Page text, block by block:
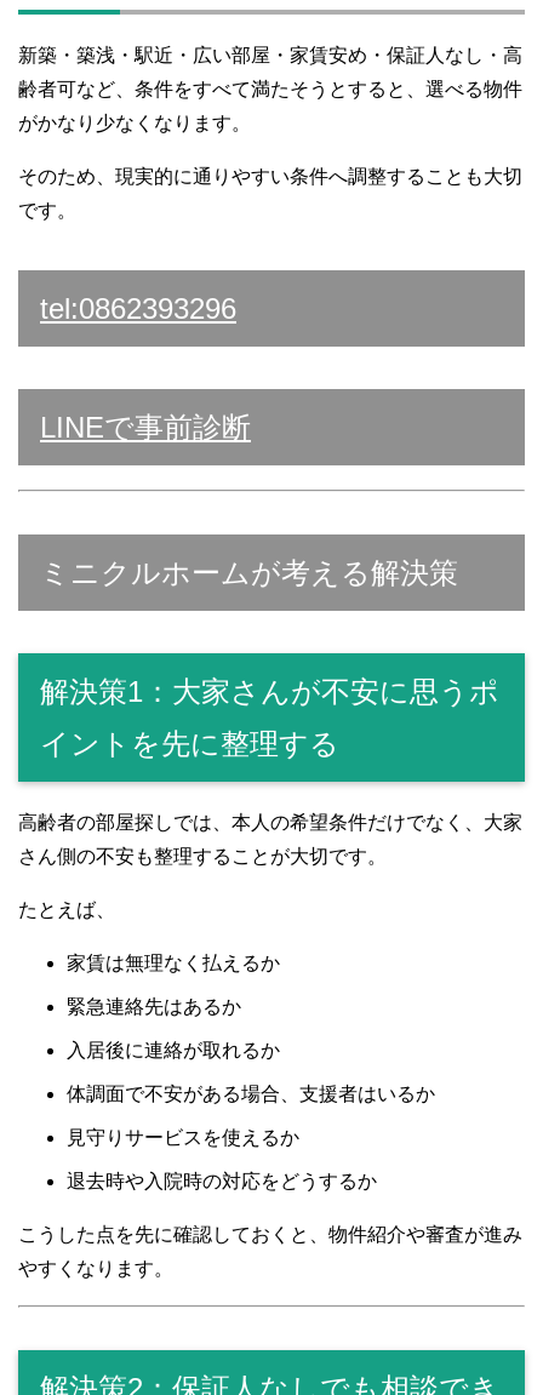
新築・築浅・駅近・広い部屋・家賃安め・保証人なし・高
齢者可など、条件をすべて満たそうとすると、選べる物件
がかなり少なくなります。
そのため、現実的に通りやすい条件へ調整することも大切
です。
tel:0862393296
LINEで事前診断
ミニクルホームが考える解決策
解決策1：大家さんが不安に思うポ
イントを先に整理する
高齢者の部屋探しでは、本人の希望条件だけでなく、大家
さん側の不安も整理することが大切です。
たとえば、
家賃は無理なく払えるか
緊急連絡先はあるか
入居後に連絡が取れるか
体調面で不安がある場合、支援者はいるか
見守りサービスを使えるか
退去時や入院時の対応をどうするか
こうした点を先に確認しておくと、物件紹介や審査が進み
やすくなります。